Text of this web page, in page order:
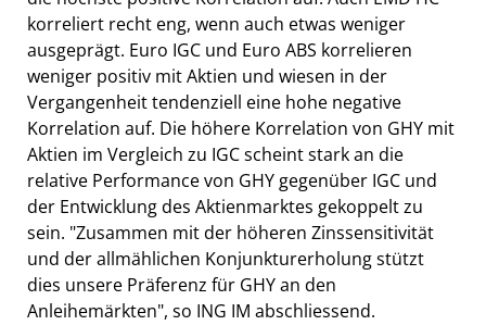
korreliert recht eng, wenn auch etwas weniger
ausgeprägt. Euro IGC und Euro ABS korrelieren
weniger positiv mit Aktien und wiesen in der
Vergangenheit tendenziell eine hohe negative
Korrelation auf. Die höhere Korrelation von GHY mit
Aktien im Vergleich zu IGC scheint stark an die
relative Performance von GHY gegenüber IGC und
der Entwicklung des Aktienmarktes gekoppelt zu
sein. "Zusammen mit der höheren Zinssensitivität
und der allmählichen Konjunkturerholung stützt
dies unsere Präferenz für GHY an den
Anleihemärkten", so ING IM abschliessend.